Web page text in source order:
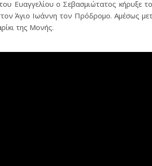
Ευαγγελίου ο Σεβασμιώτατος κήρυξε
Άγιο Ιωάννη τον Πρόδρομο. Αμέσως
της Μονής.